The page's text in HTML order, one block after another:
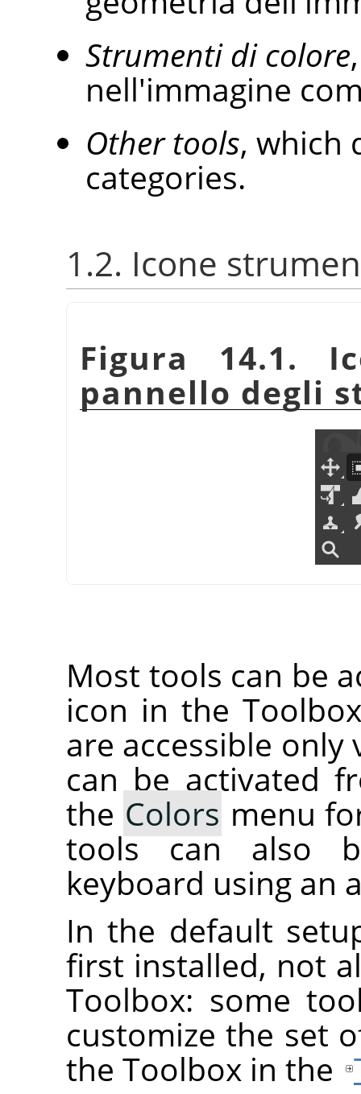
Strumenti di colore
nell'immagine
Other tools, which
categories.
1.2. Icone
Figura 14.1.
pannello degli
Most tools can be
icon in the
are accessible only
can be activated
the Colors menu
tools can also
keyboard using an
In the default
first installed, not
Toolbox: some
customize the set
the Toolbox in the